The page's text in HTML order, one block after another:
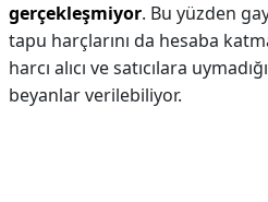
gerçekleşmiyor. Bu yüzden
tapu harçlarını da hesaba
harcı alıcı ve satıcılara
beyanlar verilebiliyor.